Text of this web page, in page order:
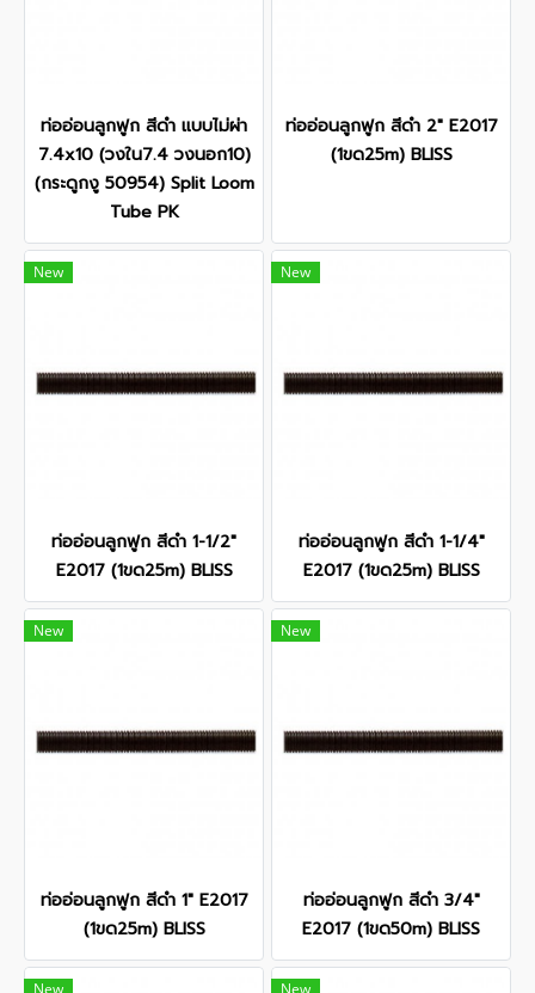
ท่ออ่อนลูกฟูก สีดำ แบบไม่ผ่า
7.4x10 (วงใน7.4 วงนอก10)
(กระดูกงู 50954) Split Loom
Tube PK
ท่ออ่อนลูกฟูก สีดำ 2" E2017
(1ขด25m) BLISS
New
ท่ออ่อนลูกฟูก สีดำ 1-1/2"
E2017 (1ขด25m) BLISS
New
ท่ออ่อนลูกฟูก สีดำ 1-1/4"
E2017 (1ขด25m) BLISS
New
ท่ออ่อนลูกฟูก สีดำ 1" E2017
(1ขด25m) BLISS
New
ท่ออ่อนลูกฟูก สีดำ 3/4"
E2017 (1ขด50m) BLISS
New New